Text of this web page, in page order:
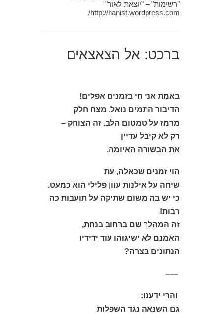
"רשימות" – "יוצאת לאור"
http://hanist.wordpress.com/
ברכט: אל הצאצאים
באמת אני חי בזמנים אפלים!
הדיבור התמים נואל. מצח חלק
מרמז על טמטום הלב. זה הצוחק –
רק לא קיבל עדיין
את הבשורה האיומה.
הוי זמנים שכאלה, עת
שיחה על אילנות עוון פלילי הוא כמעט.
כי יש בה משום שתיקה על תועבות כה
רבות!
זה המהלך שם ברחוב בנחת,
האמנם לא ישיגוהו עוד ידידיו
הנתונים בצרה?
—–
והרי ידענו:
גם השנאה נגד השפלות